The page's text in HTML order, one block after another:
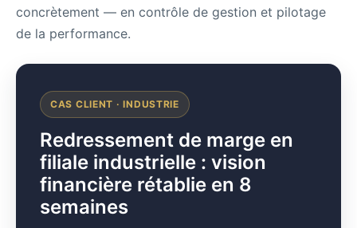
concrètement — en contrôle de gestion et pilotage
de la performance.
CAS CLIENT · INDUSTRIE
Redressement de marge en
filiale industrielle : vision
financière rétablie en 8
semaines